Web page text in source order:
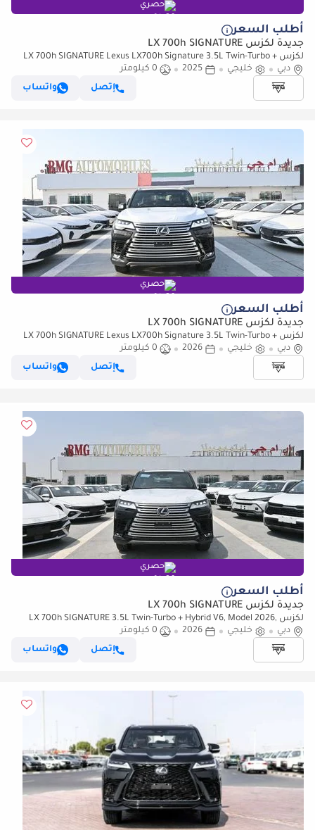
حصري
أطلب السعر
جديدة لكزس LX 700h SIGNATURE
لكزس LX 700h SIGNATURE Lexus LX700h Signature 3.5L Twin-Turbo +
Hybrid V6, Model 2025, Color Green inside Tan
دبي خليجي 2025
0 كيلومتر
إتصل
واتساب
حصري
أطلب السعر
جديدة لكزس LX 700h SIGNATURE
لكزس LX 700h SIGNATURE Lexus LX700h Signature 3.5L Twin-Turbo +
Hybrid V6, Model 2026, Color Black inside Red
دبي خليجي 2026
0 كيلومتر
إتصل
واتساب
حصري
أطلب السعر
جديدة لكزس LX 700h SIGNATURE
لكزس LX 700h SIGNATURE 3.5L Twin-Turbo + Hybrid V6, Model 2026,
Color Black inside Tan
دبي خليجي 2026
0 كيلومتر
إتصل
واتساب